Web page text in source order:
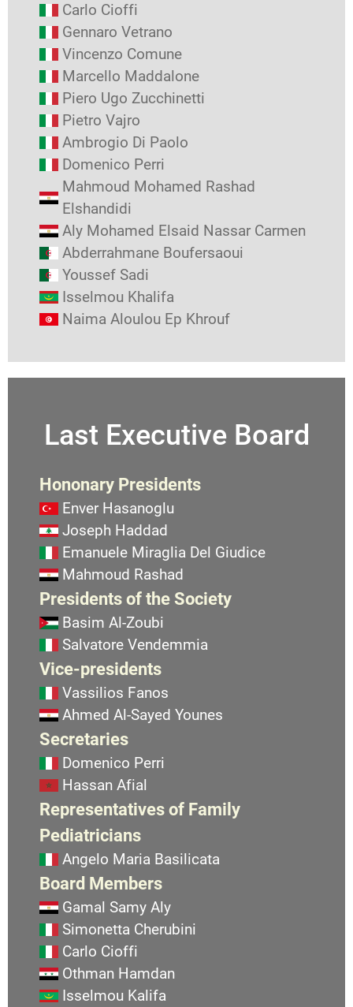
Carlo Cioffi
Gennaro Vetrano
Vincenzo Comune
Marcello Maddalone
Piero Ugo Zucchinetti
Pietro Vajro
Ambrogio Di Paolo
Domenico Perri
Mahmoud Mohamed Rashad
Elshandidi
Aly Mohamed Elsaid Nassar Carmen
Abderrahmane Boufersaoui
Youssef Sadi
Isselmou Khalifa
Naima Aloulou Ep Khrouf
Last Executive Board
Hononary Presidents
Enver Hasanoglu
Joseph Haddad
Emanuele Miraglia Del Giudice
Mahmoud Rashad
Presidents of the Society
Basim Al-Zoubi
Salvatore Vendemmia
Vice-presidents
Vassilios Fanos
Ahmed Al-Sayed Younes
Secretaries
Domenico Perri
Hassan Afial
Representatives of Family
Pediatricians
Angelo Maria Basilicata
Board Members
Gamal Samy Aly
Simonetta Cherubini
Carlo Cioffi
Othman Hamdan
Isselmou Kalifa